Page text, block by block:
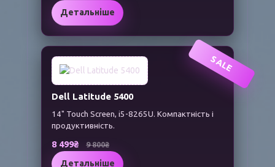
Детальніше
SALE
Dell Latitude 5400
14" Touch Screen, i5-8265U. Компактність і
продуктивність.
8 499₴ 9 800₴
Детальніше